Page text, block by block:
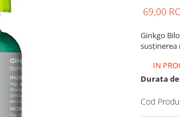
69,00
Ginkgo
susținerea
IN
Durata
Cod